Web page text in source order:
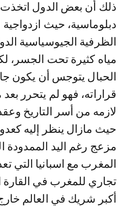
ذلك أن بعض الدول
دبلوماسية، حيث
الظرفية الجيوسياسية
مياه كثيرة تحت الجسر،
الحبال يتوجس أن يكون
قراراته، فهو لم يتحرر
لازمه من أسر التاريخ
حيث مازال ينظر إليه
مزعج رغم اليد الممدودة
المغرب مع اسبانيا التي
تجاري للمغرب في القارة
أكبر شريك في العالم خارج